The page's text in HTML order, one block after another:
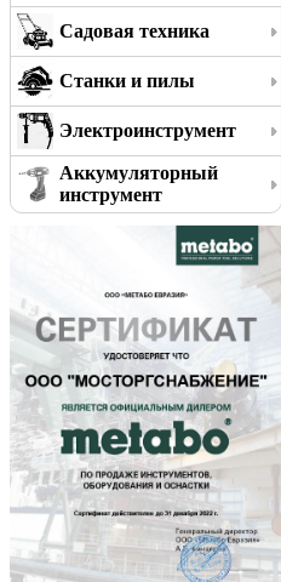
Садовая техника
Станки и пилы
Электроинструмент
Аккумуляторный
инструмент